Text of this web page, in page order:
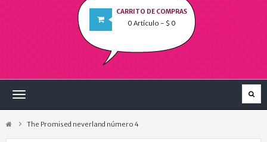
CARRITO DE COMPRAS
0 Artículo - $ 0
Navegación
The Promised neverland número 4